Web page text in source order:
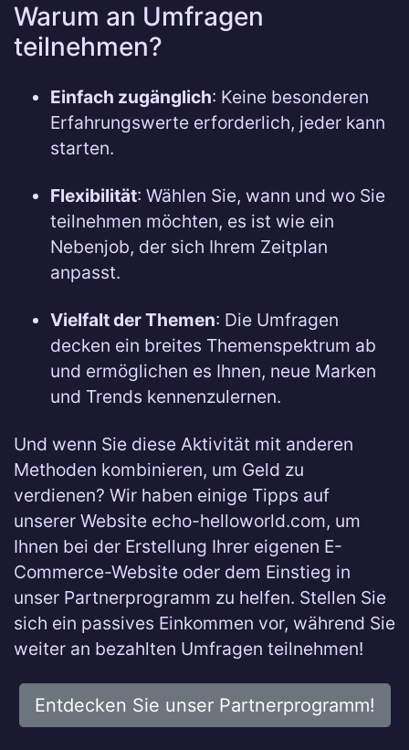
Warum an Umfragen
teilnehmen?
Einfach zugänglich: Keine besonderen
Erfahrungswerte erforderlich, jeder kann
starten.
Flexibilität: Wählen Sie, wann und wo Sie
teilnehmen möchten, es ist wie ein
Nebenjob, der sich Ihrem Zeitplan
anpasst.
Vielfalt der Themen: Die Umfragen
decken ein breites Themenspektrum ab
und ermöglichen es Ihnen, neue Marken
und Trends kennenzulernen.
Und wenn Sie diese Aktivität mit anderen
Methoden kombinieren, um Geld zu
verdienen? Wir haben einige Tipps auf
unserer Website echo-helloworld.com, um
Ihnen bei der Erstellung Ihrer eigenen E-
Commerce-Website oder dem Einstieg in
unser Partnerprogramm zu helfen. Stellen Sie
sich ein passives Einkommen vor, während Sie
weiter an bezahlten Umfragen teilnehmen!
Entdecken Sie unser Partnerprogramm!